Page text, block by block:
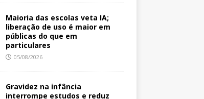
Maioria das escolas veta IA;
liberação de uso é maior em
públicas do que em
particulares
05/08/2026
Gravidez na infância
interrompe estudos e reduz